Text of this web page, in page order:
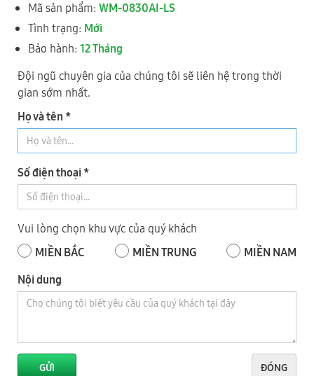
Mã sản phẩm: WM-0830AI-LS
Tình trạng: Mới
Bảo hành: 12 Tháng
Đội ngũ chuyên gia của chúng tôi sẽ liên hệ trong thời
gian sớm nhất.
Họ và tên *
Số điện thoại *
Vui lòng chọn khu vực của quý khách
MIỀN BẮC
MIỀN TRUNG
MIỀN NAM
Nội dung
GỬI ĐÓNG
Đồng Nai
0918 744 343- Mr Dũng
0973 735 343- Mr Nhật
0919.421.343​​​​​​ - Mr Tuấn
3 TỈNH BÌNH DƯƠNG